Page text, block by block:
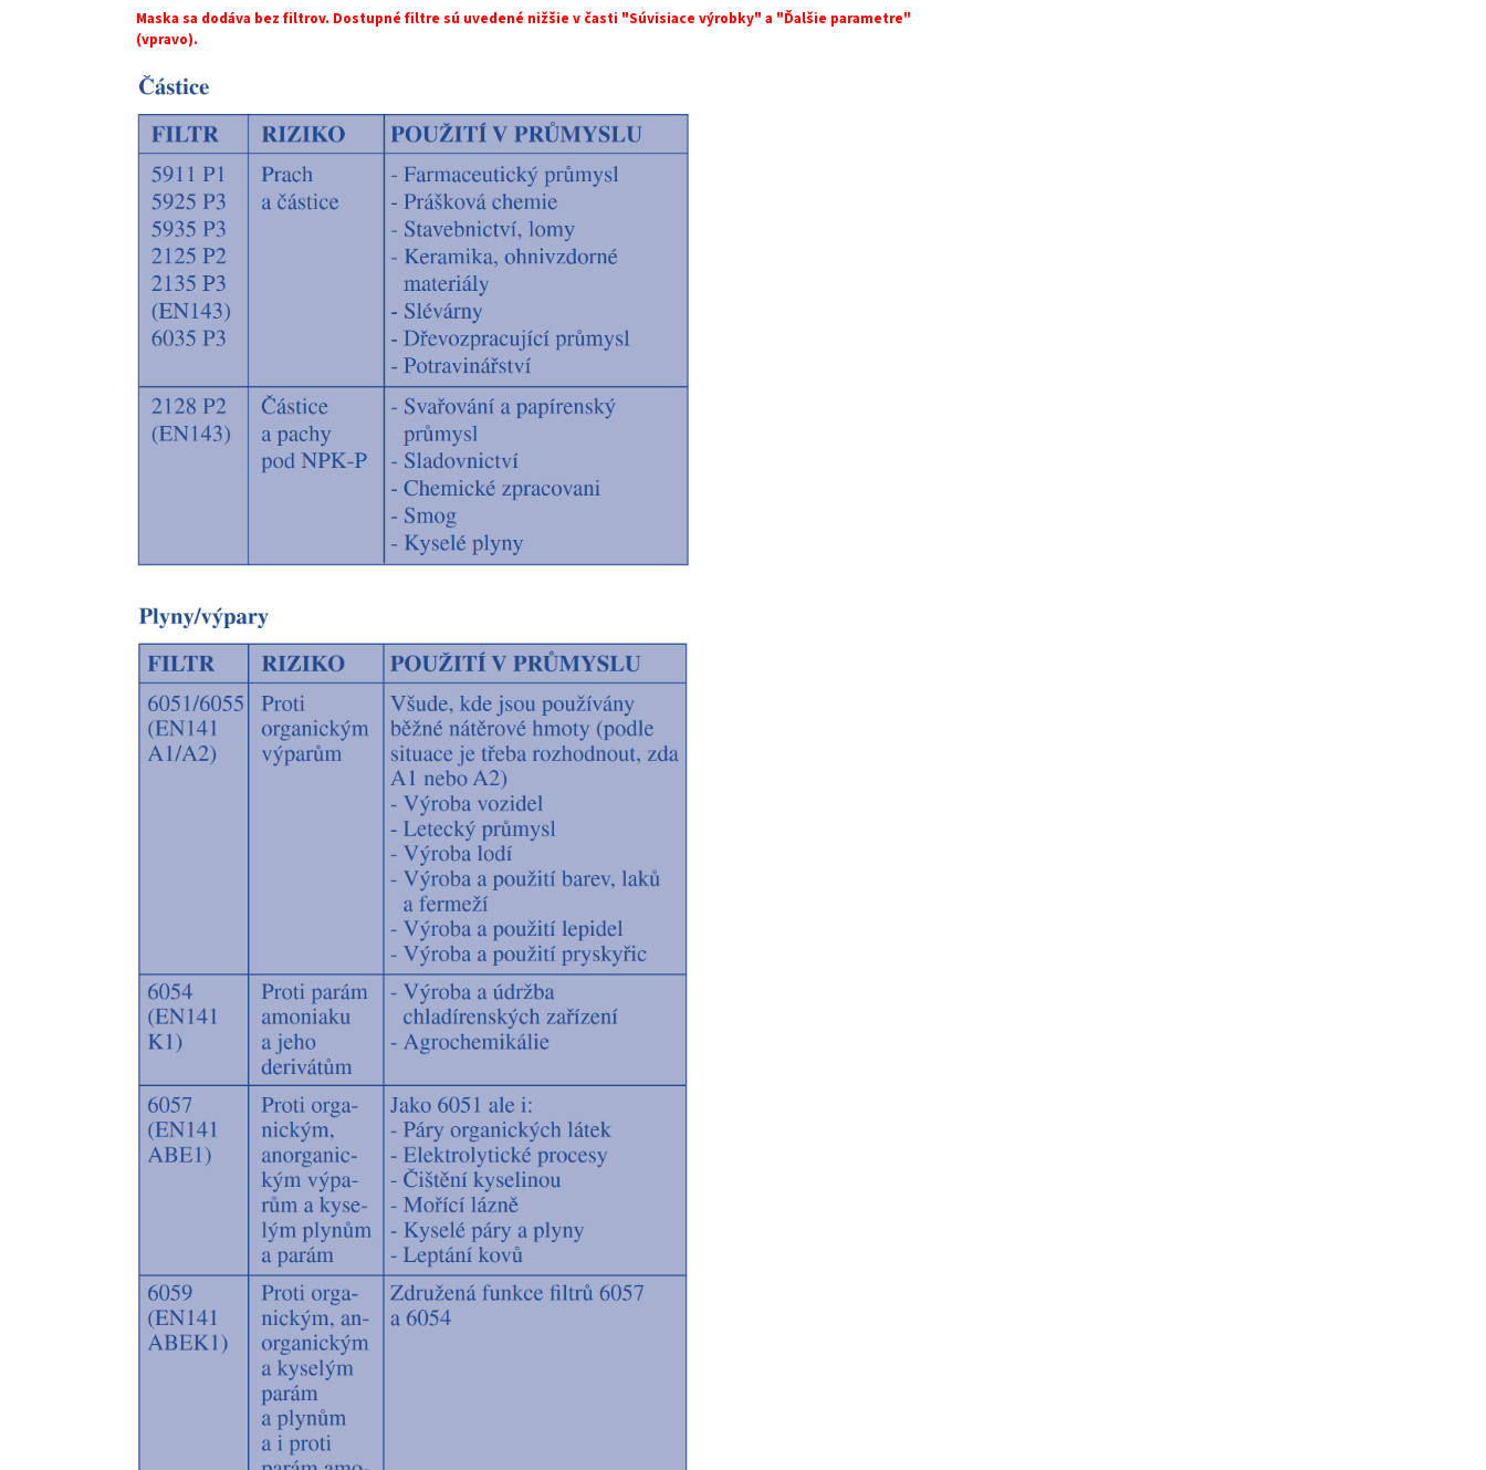
Maska sa dodáva bez filtrov. Dostupné filtre sú uvedené nižšie v časti "Súvisiace výrobky" a "Ďalšie parametre"
(vpravo).